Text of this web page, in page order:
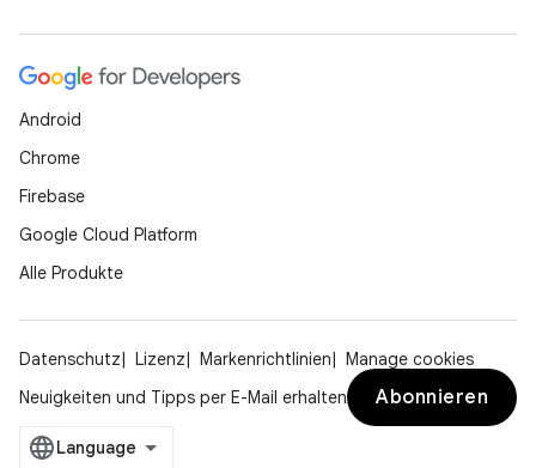
Android
Chrome
Firebase
Google Cloud Platform
Alle Produkte
Datenschutz Lizenz Markenrichtlinien
Manage cookies
Neuigkeiten und Tipps per E-Mail erhalten
Abonnieren